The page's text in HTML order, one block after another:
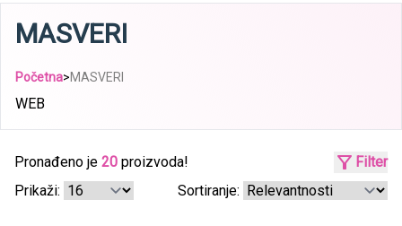
MASVERI
Početna>MASVERI
WEB
Pronađeno je 20 proizvoda!
Filter
Prikaži:
Sortiranje: